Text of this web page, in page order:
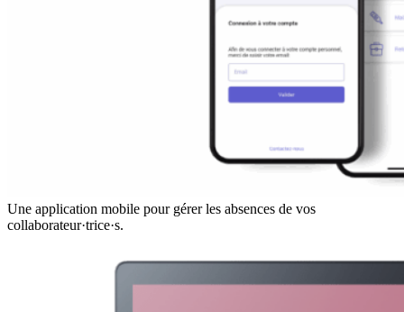
Une application mobile pour gérer les absences de vos
collaborateur·trice·s.